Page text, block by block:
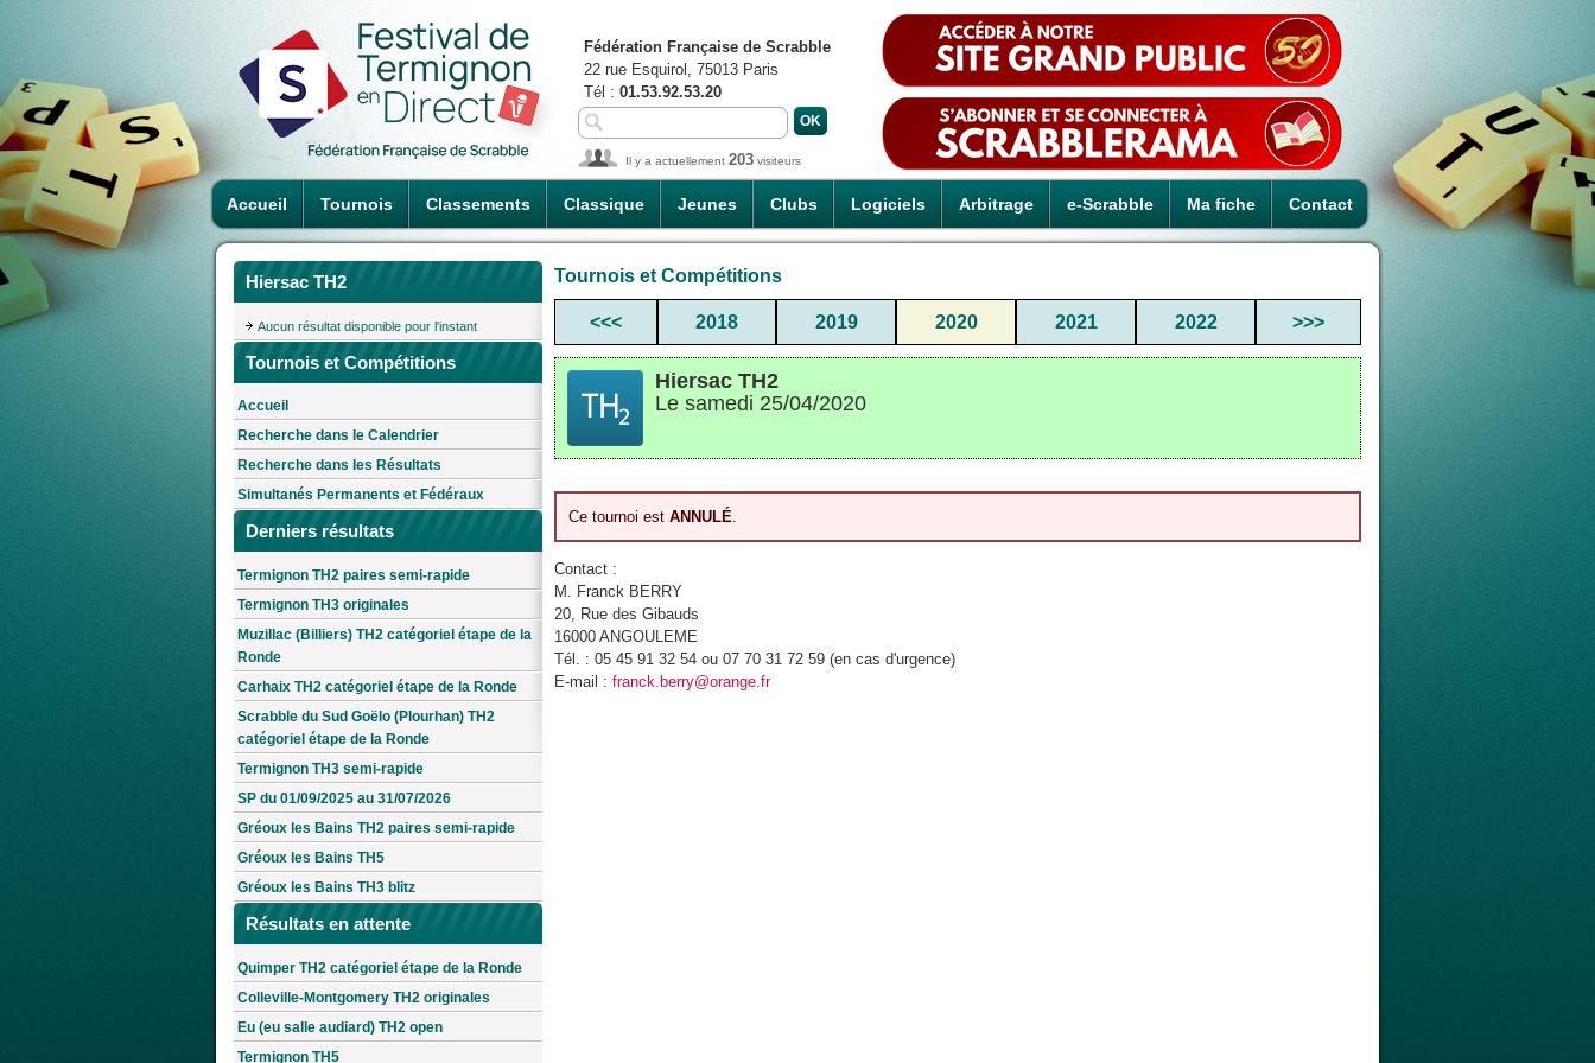
Accueil Tournois Classements Classique Jeunes Clubs Logiciels Arbitrage e-Scrabble Ma fiche Contact
Fédération Française de Scrabble
22 rue Esquirol, 75013 Paris
Tél : 01.53.92.53.20
Il y a actuellement 203 visiteurs
Hiersac TH2
Aucun résultat disponible pour l'instant
Tournois et Compétitions
Accueil
Recherche dans le Calendrier
Recherche dans les Résultats
Simultanés Permanents et Fédéraux
Derniers résultats
Termignon TH2 paires semi-rapide
Termignon TH3 originales
Muzillac (Billiers) TH2 catégoriel étape de la
Ronde
Carhaix TH2 catégoriel étape de la Ronde
Scrabble du Sud Goëlo (Plourhan) TH2
catégoriel étape de la Ronde
Termignon TH3 semi-rapide
SP du 01/09/2025 au 31/07/2026
Gréoux les Bains TH2 paires semi-rapide
Gréoux les Bains TH5
Gréoux les Bains TH3 blitz
Résultats en attente
Quimper TH2 catégoriel étape de la Ronde
Colleville-Montgomery TH2 originales
Eu (eu salle audiard) TH2 open
Termignon TH5
Tournois et Compétitions
<<< 2018 2019 2020 2021 2022 >>>
Hiersac TH2
Le samedi 25/04/2020
Ce tournoi est ANNULÉ.
Contact :
M. Franck BERRY
20, Rue des Gibauds
16000 ANGOULEME
Tél. : 05 45 91 32 54 ou 07 70 31 72 59 (en cas d'urgence)
E-mail : franck.berry@orange.fr